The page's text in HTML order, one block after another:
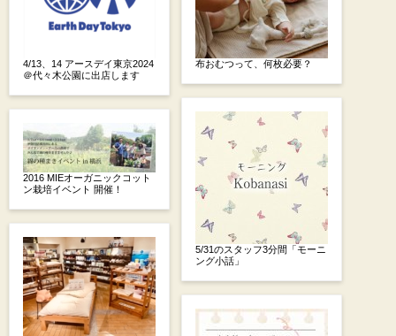
4/13、14 アースデイ東京2024
＠代々木公園に出店します
2016 MIEオーガニックコット
ン栽培イベント 開催！
布おむつって、何枚必要？
5/31のスタッフ3分間「モーニ
ング小話」